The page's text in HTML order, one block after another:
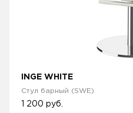
INGE WHITE
Стул барный (SWE)
1 200 руб.